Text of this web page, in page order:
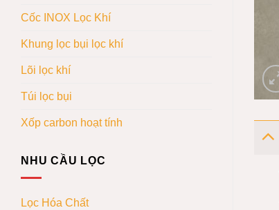
Cốc INOX Lọc Khí
Khung lọc bụi lọc khí
Lõi lọc khí
Túi lọc bụi
Xốp carbon hoạt tính
NHU CẦU LỌC
Lọc Hóa Chất